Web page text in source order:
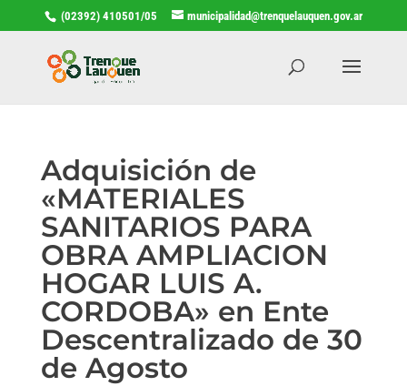
(02392) 410501/05 municipalidad@trenquelauquen.gov.ar
Adquisición de
«MATERIALES
SANITARIOS PARA
OBRA AMPLIACION
HOGAR LUIS A.
CORDOBA» en Ente
Descentralizado de 30
de Agosto